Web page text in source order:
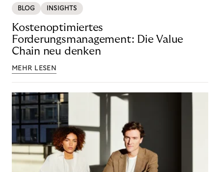
BLOG INSIGHTS
Kostenoptimiertes
Forderungsmanagement: Die Value
Chain neu denken
MEHR LESEN